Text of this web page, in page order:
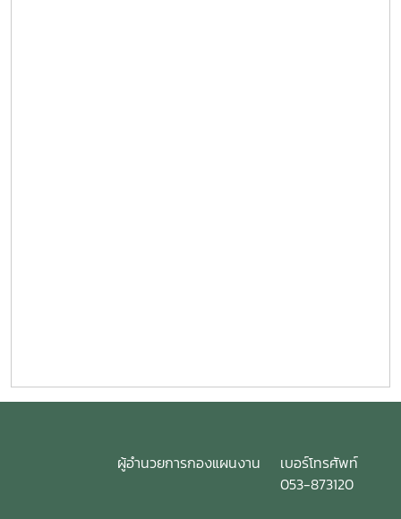
ผู้อำนวยการกองแผนงาน
เบอร์โทรศัพท์
053-873120